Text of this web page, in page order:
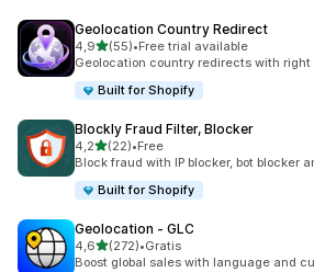
Geolocation Country Redirect
4,9stelle su 5
(55)
55 recensioni totali
•Free trial available
Geolocation country redirects with
Built for Shopify
Blockly Fraud Filter, Blocker
4,2stelle su 5
(22)
22 recensioni totali
•Free
Block fraud with IP blocker, bot blocker
Built for Shopify
Geolocation ‑ GLC
4,6stelle su 5
(272)
272 recensioni totali
•Gratis
Boost global sales with language and